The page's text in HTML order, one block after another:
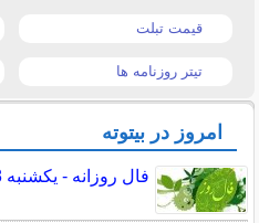
قیمت تبلت
تیتر روزنامه ها
امروز در بیتوته
فال روزانه - یکشنبه 18 مرداد 1405